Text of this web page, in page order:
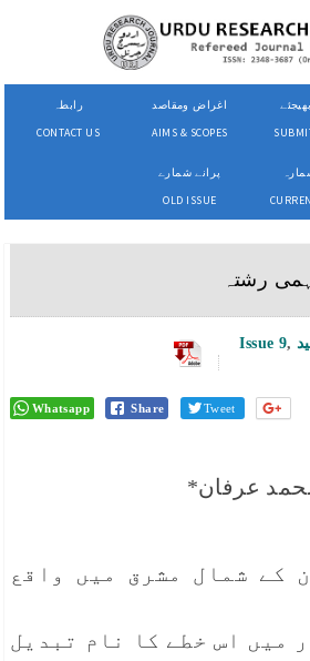
رابطہ
CONTACT US
اغراض ومقاصد
AIMS & SCOPES
پرانے شمارے
OLD ISSUE
باہمی رشتہ
Issue 9,
Whatsapp Share Tweet
عرفان*
کے شمال مشرق میں واقع
میں اس خطے کا نام تبدیل